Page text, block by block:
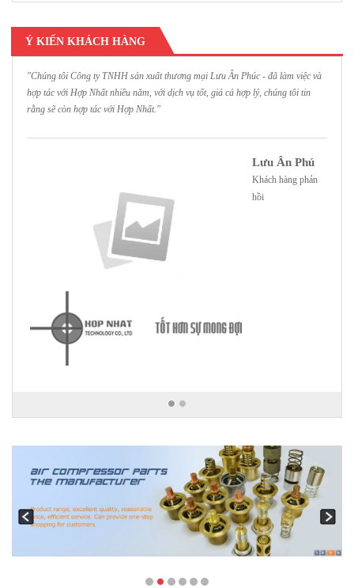
Ý KIẾN KHÁCH HÀNG
"Chúng tôi Công ty TNHH sản xuất thương mại Lưu Ân Phúc - đã làm việc và
hợp tác với Hợp Nhất nhiều năm, với dịch vụ tốt, giá cả hợp lý, chúng tôi tin
rằng sẽ còn hợp tác với Hợp Nhất."
Lưu Ân Phú
Khách hàng phản
hồi